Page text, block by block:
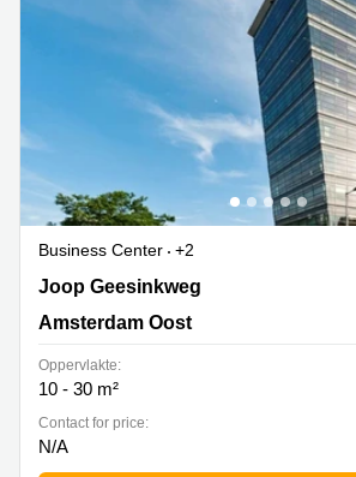
Business Center
+2
Joop Geesinkweg 201, Amsterdam Oost
Joop Geesinkweg
Amsterdam Oost
Oppervlakte:
10 - 30 m²
Contact for price:
N/A